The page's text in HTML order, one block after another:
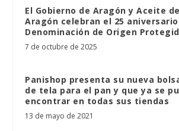
El Gobierno de Aragón y Aceite
Aragón celebran el 25
Denominación de Origen
7 de octubre de 2025
Panishop presenta su nueva
de tela para el pan y que ya se
encontrar en todas sus tiendas
13 de mayo de 2021